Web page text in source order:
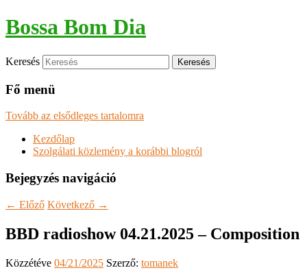
Bossa Bom Dia
Keresés
Fő menü
Tovább az elsődleges tartalomra
Kezdőlap
Szolgálati közlemény a korábbi blogról
Bejegyzés navigáció
← Előző Következő →
BBD radioshow 04.21.2025 – Composition
Közzétéve 04/21/2025 Szerző: tomanek